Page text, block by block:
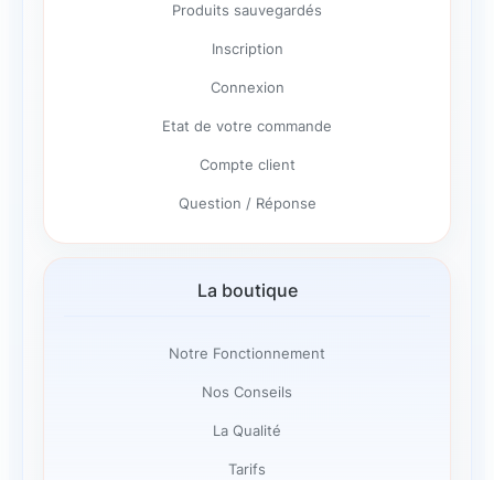
Produits sauvegardés
Inscription
Connexion
Etat de votre commande
Compte client
Question / Réponse
La boutique
Notre Fonctionnement
Nos Conseils
La Qualité
Tarifs